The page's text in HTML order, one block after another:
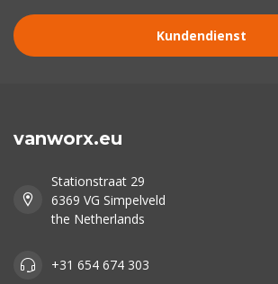
Kundendienst
vanworx.eu
Stationstraat 29
6369 VG Simpelveld
the Netherlands
+31 654 674 303